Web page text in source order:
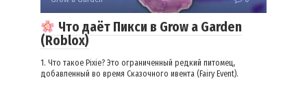
Что даёт Пикси в Grow a Garden
(Roblox)
1. Что такое Pixie? Это ограниченный редкий питомец,
добавленный во время Сказочного ивента (Fairy Event).